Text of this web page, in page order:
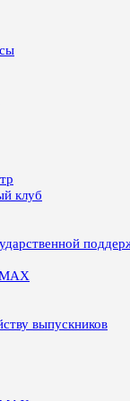
клуб
выпускников